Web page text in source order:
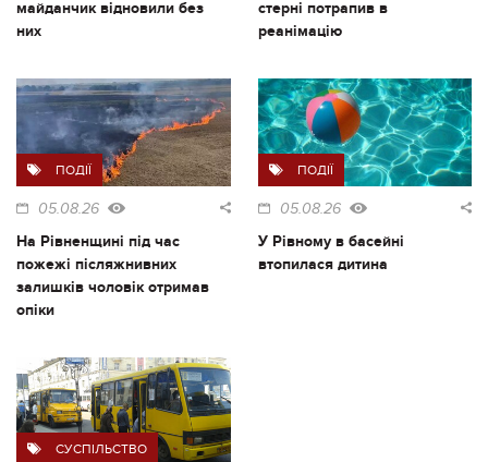
майданчик відновили без
них
стерні потрапив в
реанімацію
ПОДІЇ
05.08.26
На Рівненщині під час
пожежі післяжнивних
залишків чоловік отримав
опіки
ПОДІЇ
05.08.26
У Рівному в басейні
втопилася дитина
СУСПІЛЬСТВО